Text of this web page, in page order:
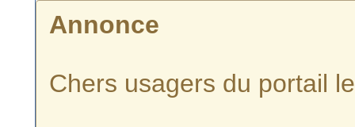
Annonce
Chers usagers du portail